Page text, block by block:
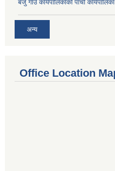
बर्जु गाउँ कार्यपालिकाकाे पाचाै‌ँ
अन्य
Office Location